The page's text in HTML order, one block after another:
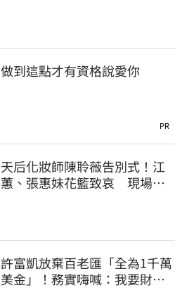
做到這點才有資格說愛你
PR
天后化妝師陳聆薇告別式！江
蕙、張惠妹花籃致哀 現場白
許富凱放棄百老匯「全為1千萬
美金」！務實嗨喊：我要財富